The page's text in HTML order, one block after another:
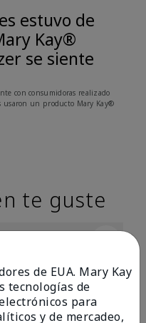
estuvo de
Kay®
se siente
con consumidoras realizado
usaron un producto Mary Kay®
te guste
de EUA. Mary Kay
tecnologías de
para
y de mercadeo,